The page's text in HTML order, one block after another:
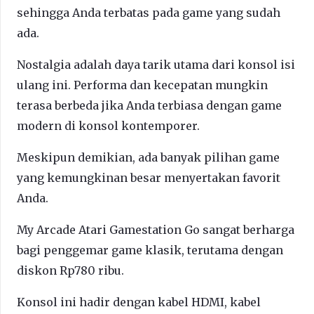
sehingga Anda terbatas pada game yang sudah
ada.
Nostalgia adalah daya tarik utama dari konsol isi
ulang ini. Performa dan kecepatan mungkin
terasa berbeda jika Anda terbiasa dengan game
modern di konsol kontemporer.
Meskipun demikian, ada banyak pilihan game
yang kemungkinan besar menyertakan favorit
Anda.
My Arcade Atari Gamestation Go sangat berharga
bagi penggemar game klasik, terutama dengan
diskon Rp780 ribu.
Konsol ini hadir dengan kabel HDMI, kabel